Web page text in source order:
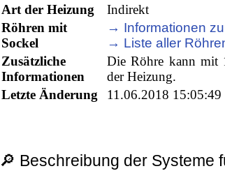
Art der Heizung
Indirekt
Röhren mit
Sockel
→ Informationen
→ Liste aller
Zusätzliche
Informationen
Die Röhre kann mit
der Heizung.
Letzte Änderung
11.06.2018 15:05:49
🔎 Beschreibung der Systeme